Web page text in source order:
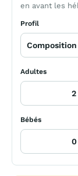
en avant les
Profil
Adultes
Bébés